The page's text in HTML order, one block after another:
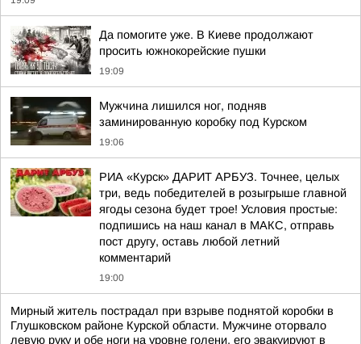
Да помогите уже. В Киеве продолжают
просить южнокорейские пушки
19:09
Мужчина лишился ног, подняв
заминированную коробку под Курском
19:06
РИА «Курск» ДАРИТ АРБУЗ. Точнее, целых
три, ведь победителей в розыгрыше главной
ягоды сезона будет трое! Условия простые:
подпишись на наш канал в МАКС, отправь
пост другу, оставь любой летний
комментарий
19:00
Мирный житель пострадал при взрыве поднятой коробки в
Глушковском районе Курской области. Мужчине оторвало
левую руку и обе ноги на уровне голени, его эвакуируют в